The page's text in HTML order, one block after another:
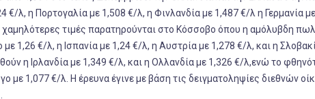
λ, η Πορτογαλία με 1,508 €/λ, η Φινλανδία με 1,487 €/λ η Γερμανία
τιμές παρατηρούνται στο Κόσσοβο όπου η αμόλυβδη
1,26 €/λ, η Ισπανία με 1,24 €/λ, η Αυστρία με 1,278 €/λ, και η
η Ιρλανδία με 1,349 €/λ, και η Ολλανδία με 1,326 €/λ,ενώ το
με 1,077 €/λ. Η έρευνα έγινε με βάση τις δειγματοληψίες διεθνών